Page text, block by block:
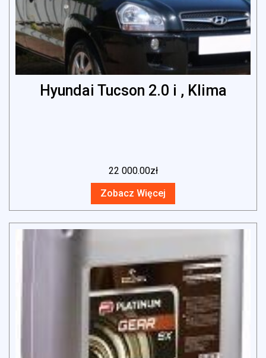
Hyundai Tucson 2.0 i , Klima
22 000.00zł
Zobacz Więcej